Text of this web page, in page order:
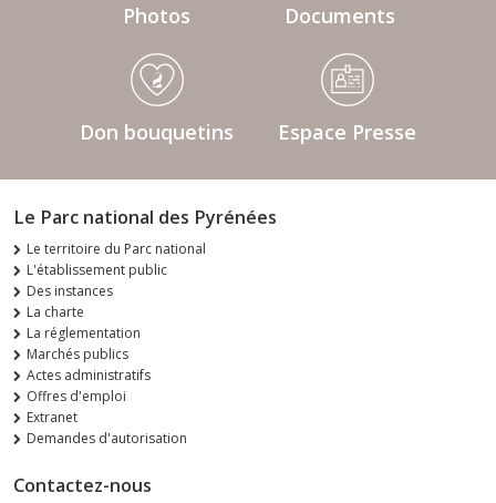
Photos Documents
Don bouquetins Espace Presse
Le Parc national des Pyrénées
Le territoire du Parc national
L'établissement public
Des instances
La charte
La réglementation
Marchés publics
Actes administratifs
Offres d'emploi
Extranet
Demandes d'autorisation
Contactez-nous